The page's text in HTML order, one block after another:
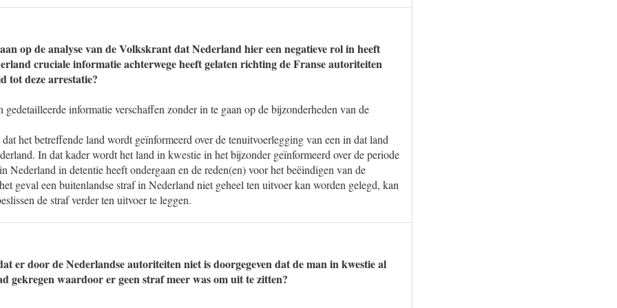
op de analyse van de Volkskrant dat Nederland hier een negatieve rol in heeft
cruciale informatie achterwege heeft gelaten richting de Franse autoriteiten
tot deze arrestatie?
gedetailleerde informatie verschaffen zonder in te gaan op de bijzonderheden van de
het betreffende land wordt geïnformeerd over de tenuitvoerlegging van een in dat land
In dat kader wordt het land in kwestie in het bijzonder geïnformeerd over de periode
Nederland in detentie heeft ondergaan en de reden(en) voor het beëindigen van de
geval een buitenlandse straf in Nederland niet geheel ten uitvoer kan worden gelegd, kan
de straf verder ten uitvoer te leggen.
er door de Nederlandse autoriteiten niet is doorgegeven dat de man in kwestie al
gekregen waardoor er geen straf meer was om uit te zitten?